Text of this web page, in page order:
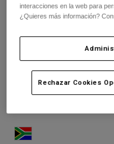
Protecciones
Gafas de
Gafas de
Calcetines
Mochilas y
Recambios
Sudaderas
Camisas
Ver todo
Niños
Cascos
Camisetas
Botas
Protecciones
Guantes
Gafas de Protección
Greg
interacciones en la web para
¿Quieres más información?
Rechazar Cookies